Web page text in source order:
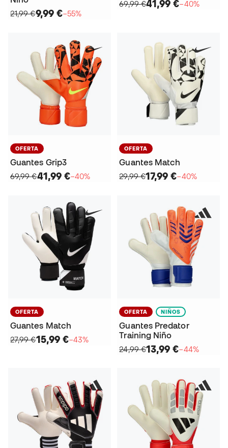
21,99 €9,99 €−55%
69,99 €41,99 €−40%
OFERTA
Guantes Grip3
69,99 €41,99 €−40%
OFERTA
Guantes Match
29,99 €17,99 €−40%
OFERTA
Guantes Match
27,99 €15,99 €−43%
OFERTA NIÑOS
Guantes Predator
Training Niño
24,99 €13,99 €−44%